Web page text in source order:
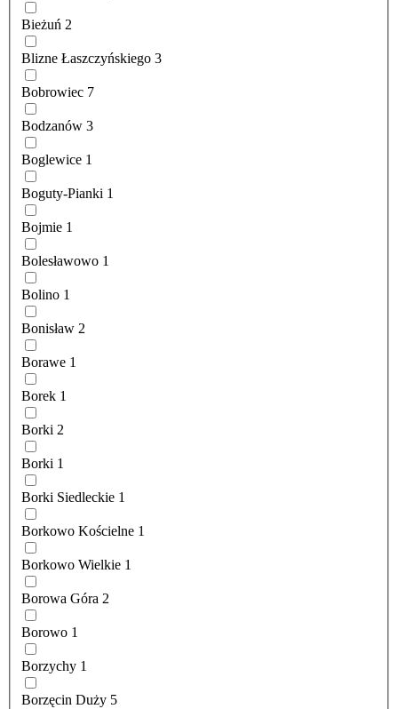
Bieżuń 2
Blizne Łaszczyńskiego 3
Bobrowiec 7
Bodzanów 3
Boglewice 1
Boguty-Pianki 1
Bojmie 1
Bolesławowo 1
Bolino 1
Bonisław 2
Borawe 1
Borek 1
Borki 2
Borki 1
Borki Siedleckie 1
Borkowo Kościelne 1
Borkowo Wielkie 1
Borowa Góra 2
Borowo 1
Borzychy 1
Borzęcin Duży 5